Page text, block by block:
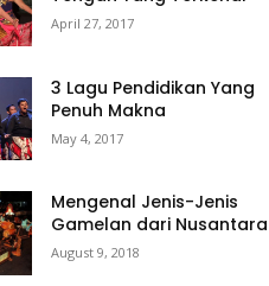
April 27, 2017
3 Lagu Pendidikan Yang
Penuh Makna
May 4, 2017
Mengenal Jenis-Jenis
Gamelan dari Nusantara
August 9, 2018